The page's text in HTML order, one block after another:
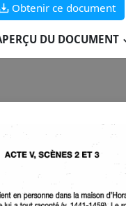
Obtenir ce document
DU